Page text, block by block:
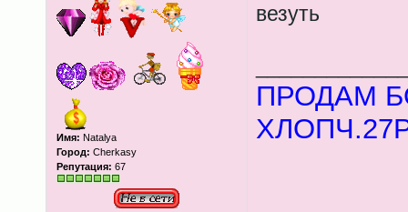
Имя: Natalya
Город: Cherkasy
Репутация: 67
везуть
ПРОДАМ